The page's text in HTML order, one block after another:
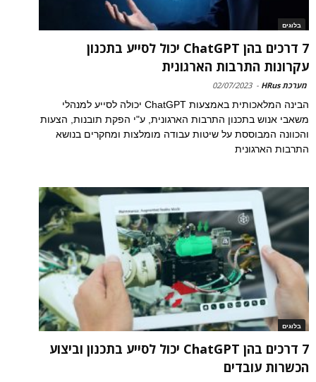
בלוגים
7 דרכים בהן ChatGPT יכול לסייע בתכנון
עקרונות התרבות הארגונית
מערכת HRus -
02/07/2023
הבינה המלאכותית באמצעות ChatGPT יכולה לסייע למנהלי
משאבי אנוש בתכנון התרבות הארגונית, ע"י הפקת תובנות, הצעות
והכוונה המבוססת על שיטות עבודה מומלצות ומחקרים בנושא
התרבות הארגונית
בלוגים
7 דרכים בהן ChatGPT יכול לסייע בתכנון וביצוע
הכשרות עובדים